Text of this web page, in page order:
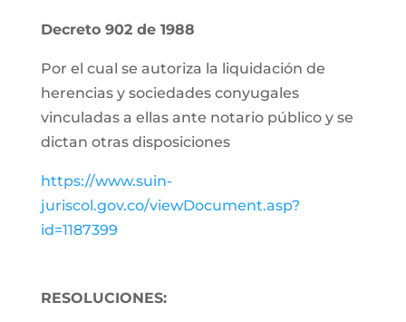
Decreto 902 de 1988
Por el cual se autoriza la liquidación de
herencias y sociedades conyugales
vinculadas a ellas ante notario público y se
dictan otras disposiciones
https://www.suin-
juriscol.gov.co/viewDocument.asp?
id=1187399
RESOLUCIONES: